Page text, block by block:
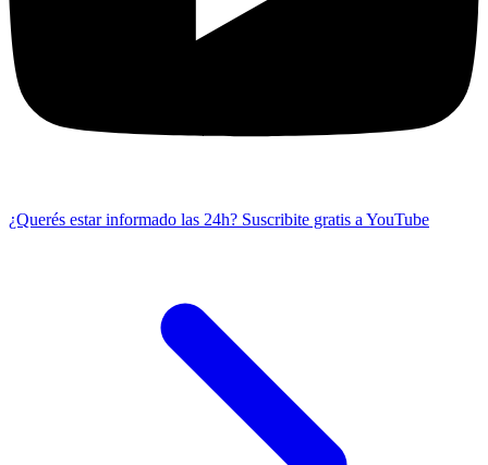
¿Querés estar informado las 24h? Suscribite gratis a YouTube